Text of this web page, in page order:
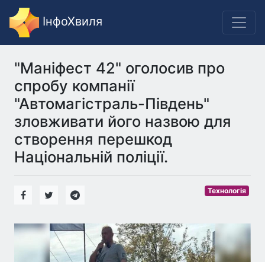
ІнфоХвиля
"Маніфест 42" оголосив про
спробу компанії
"Автомагістраль-Південь"
зловживати його назвою для
створення перешкод
Національній поліції.
Технологія